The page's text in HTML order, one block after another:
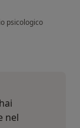
psicologico
nel